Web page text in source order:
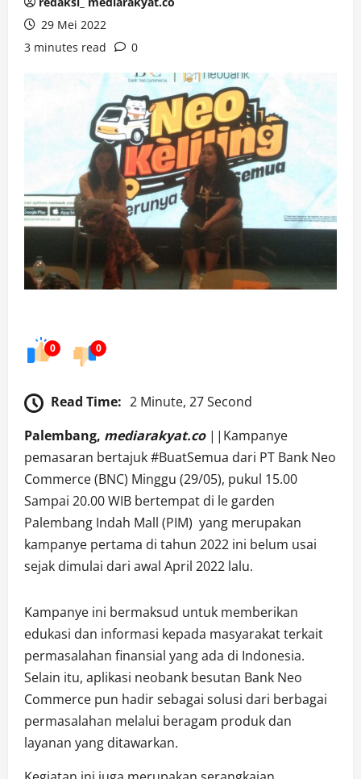
29 Mei 2022
3 minutes read
0
0 0
Read Time: 2 Minute, 27 Second
Palembang, mediarakyat.co||Kampanye
pemasaran bertajuk #BuatSemua dari PT Bank Neo
Commerce (BNC) Minggu (29/05), pukul 15.00
Sampai 20.00 WIB bertempat di le garden
Palembang Indah Mall (PIM) yang merupakan
kampanye pertama di tahun 2022 ini belum usai
sejak dimulai dari awal April 2022 lalu.
Kampanye ini bermaksud untuk memberikan
edukasi dan informasi kepada masyarakat terkait
permasalahan finansial yang ada di Indonesia.
Selain itu, aplikasi neobank besutan Bank Neo
Commerce pun hadir sebagai solusi dari berbagai
permasalahan melalui beragam produk dan
layanan yang ditawarkan.